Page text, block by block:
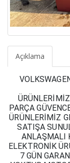
Açıklama
PARÇA
ÜRÜNLERİMİZ
SATIŞA
ANLAŞMALI
ELEKTRONİK
7 GÜN